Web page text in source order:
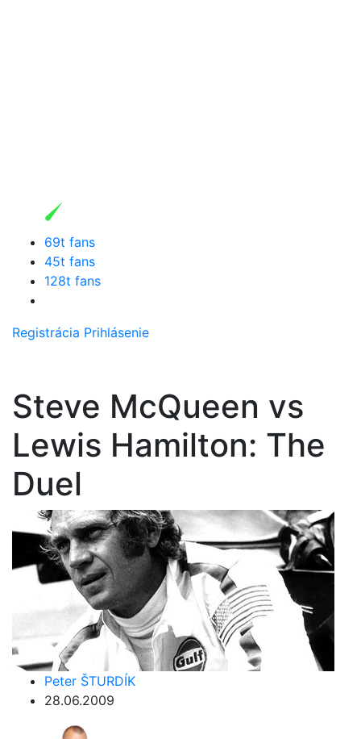
69t fans
45t fans
128t fans
Registrácia Prihlásenie
Steve McQueen vs
Lewis Hamilton: The
Duel
Peter ŠTURDÍK
28.06.2009